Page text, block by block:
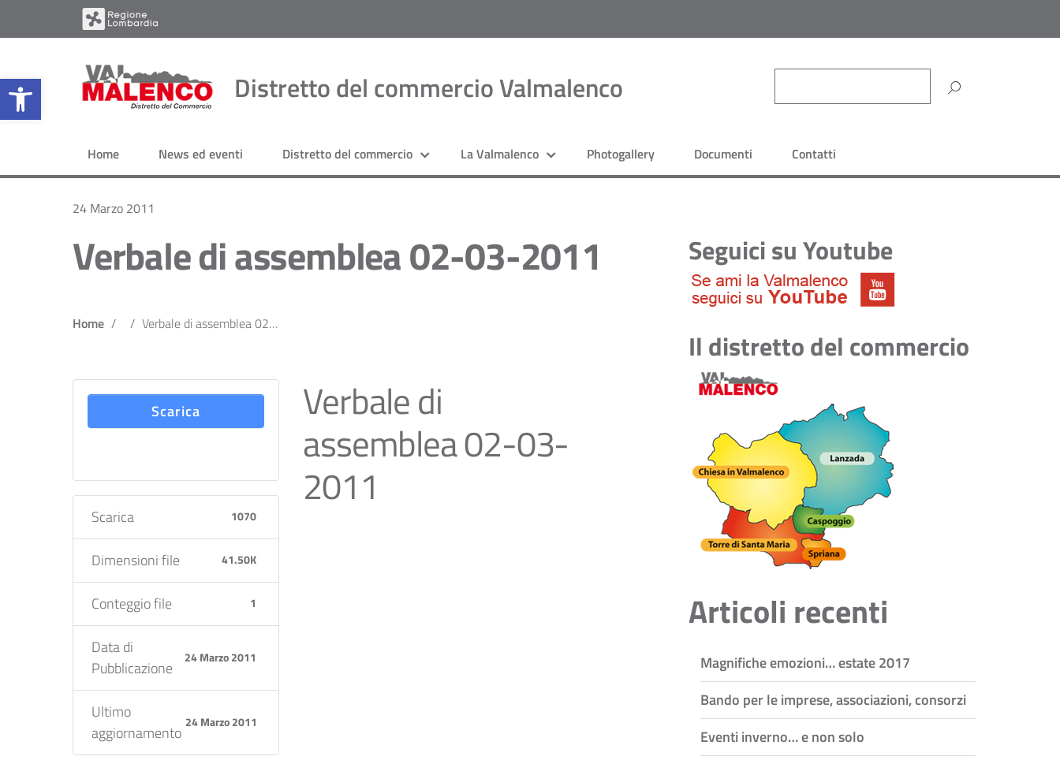
Open toolbar Distretto del commercio Valmalenco
Home News ed eventi Distretto del commercio La Valmalenco Photogallery Documenti Contatti
24 Marzo 2011
Verbale di assemblea 02-03-2011
Home Verbale di assemblea 02-03-2011
Scarica
Scarica 1070
Dimensioni file 41.50K
Conteggio file 1
Data di
Pubblicazione
24 Marzo 2011
Ultimo
aggiornamento
24 Marzo 2011
Verbale di
assemblea 02-03-
2011
Seguici su Youtube
Il distretto del commercio
Articoli recenti
Magnifiche emozioni… estate 2017
Bando per le imprese, associazioni, consorzi
Eventi inverno… e non solo